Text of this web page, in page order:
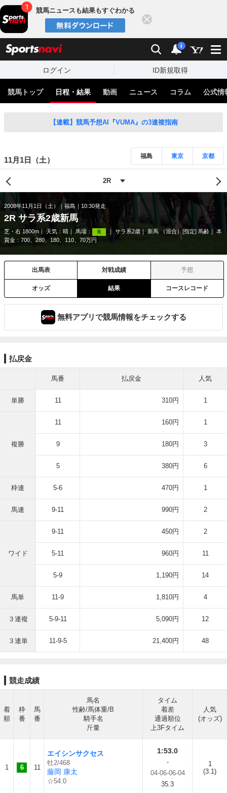
競馬ニュースも結果もすぐわかる
検索 通知
i
ログイン ID新規取得
競馬トップ 日程・結果 動画 ニュース コラム 公式情
【連載】競馬予想AI『VUMA』の3連複指南
11月1日（土） 福島 東京 京都
2008年11月1日（土） 福島 10:30発走
2R サラ系2歳新馬
芝・右 1800m 天気： 晴 馬場： 良 サラ系2歳 新馬 （混合）[指定] 馬齢
本
賞金：700、280、180、110、70万円
出馬表 対戦成績 予想
オッズ 結果 コースレコード
無料アプリで競馬情報をチェックする
払戻金
馬番 払戻金 人気
単勝 11 310円 1
複勝
11 160円 1
9 180円 3
5 380円 6
枠連 5-6 470円 1
馬連 9-11 990円 2
ワイド
9-11 450円 2
5-11 960円 11
5-9 1,190円 14
馬単 11-9 1,810円 4
３連複 5-9-11 5,090円 12
３連単 11-9-5 21,400円 48
競走成績
着
順
枠
番
馬
番
馬名
性齢/馬体重/B
騎手名
斤量
タイム
着差
通過順位
上3Fタイム
人気
(オッズ)
1 6 11
エイシンサクセス
牡2/468
藤岡 康太
☆54.0
1:53.0
-
04-06-06-04
35.3
1
(3.1)